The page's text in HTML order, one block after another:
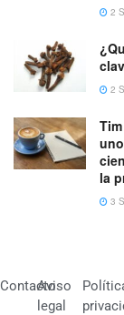
2
2
la
3
ContactoAviso
legal